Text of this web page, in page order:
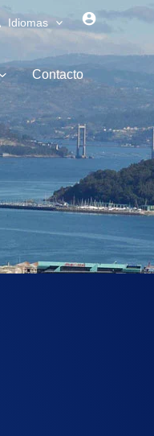
Idiomas
Contacto